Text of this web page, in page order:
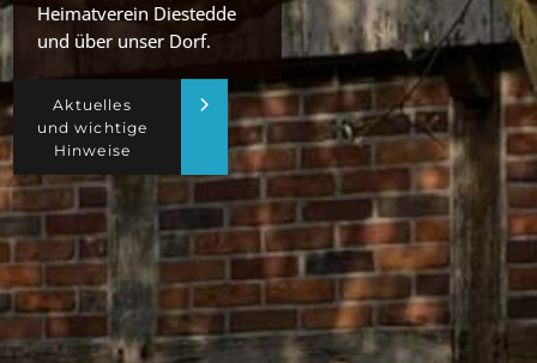
Heimatverein Diestedde
und über unser Dorf.
Aktuelles
und wichtige
Hinweise